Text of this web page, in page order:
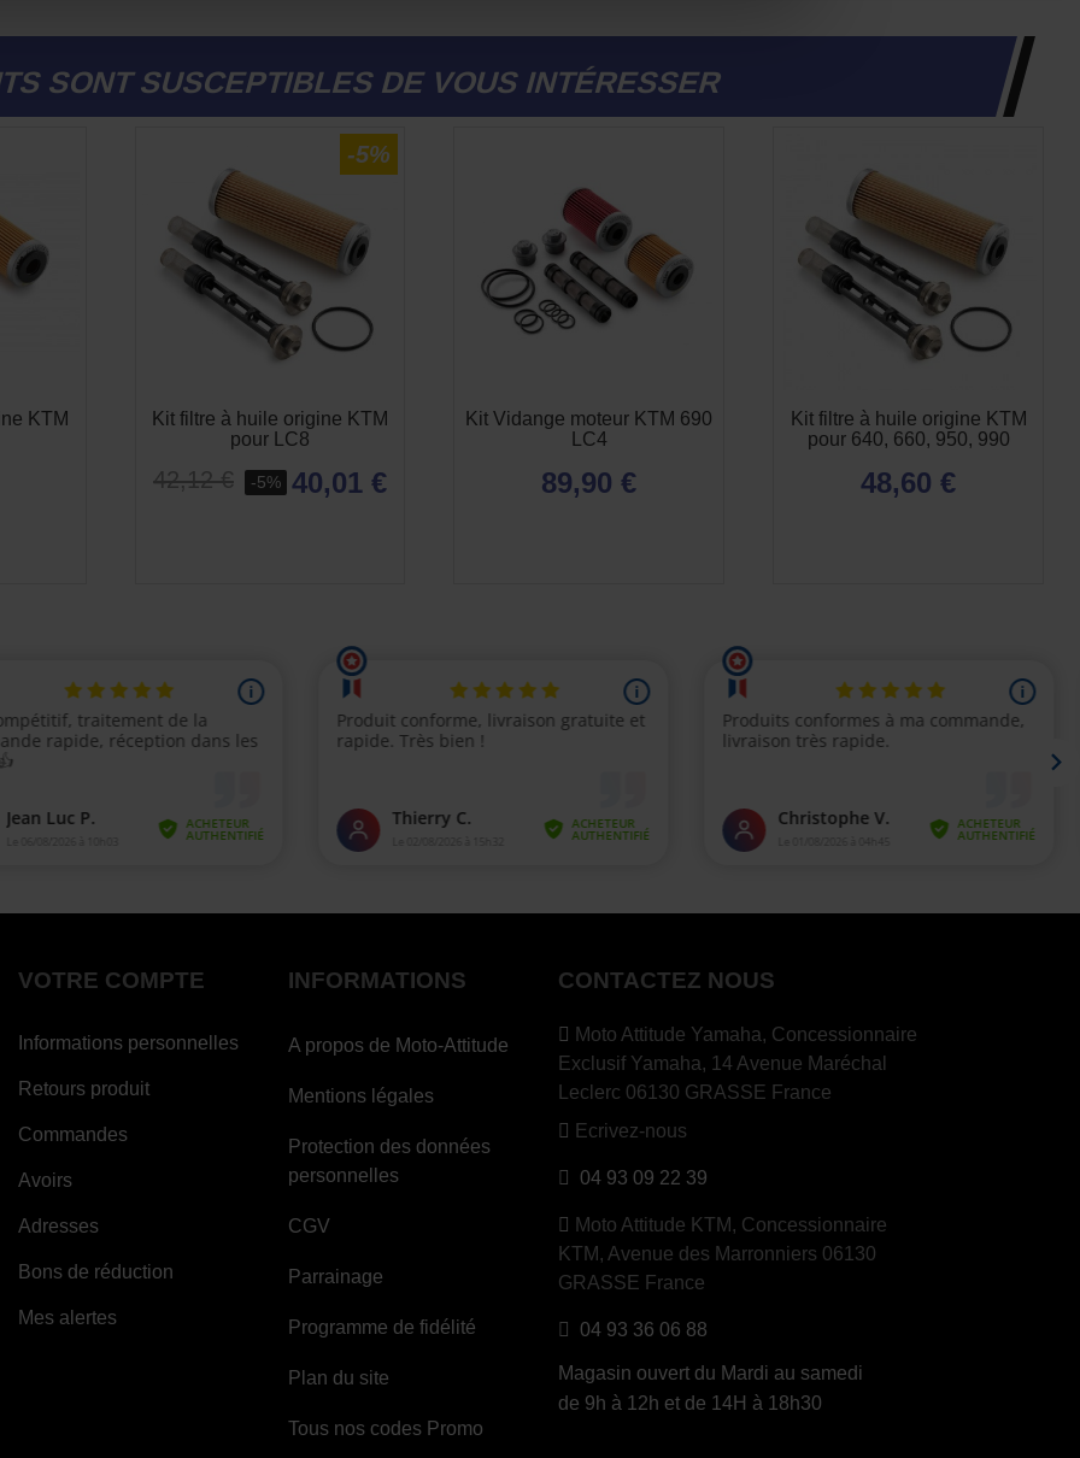
SONT SUSCEPTIBLES DE VOUS INTÉRESSER
KTM
-5%
Kit filtre à huile origine KTM
pour LC8
42,12 € -5% 40,01 €
Kit Vidange moteur KTM 690
LC4
89,90 €
Kit filtre à huile origine KTM
pour 640, 660, 950, 990
48,60 €
VOTRE COMPTE
Informations personnelles
Retours produit
Commandes
Avoirs
Adresses
Bons de réduction
Mes alertes
INFORMATIONS
A propos de Moto-Attitude
Mentions légales
Protection des données
personnelles
CGV
Parrainage
Programme de fidélité
Plan du site
Tous nos codes Promo
CONTACTEZ NOUS
Moto Attitude Yamaha, Concessionnaire
Exclusif Yamaha, 14 Avenue Maréchal
Leclerc 06130 GRASSE France
Ecrivez-nous
04 93 09 22 39
Moto Attitude KTM, Concessionnaire
KTM, Avenue des Marronniers 06130
GRASSE France
04 93 36 06 88
Magasin ouvert du Mardi au samedi
de 9h à 12h et de 14H à 18h30